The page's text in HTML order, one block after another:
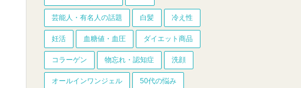
芸能人・有名人の話題 白髪 冷え性
妊活 血糖値・血圧 ダイエット商品
コラーゲン 物忘れ・認知症 洗顔
オールインワンジェル 50代の悩み